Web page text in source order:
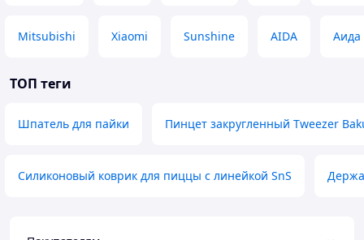
Mitsubishi Xiaomi Sunshine AIDA Аида
ТОП теги
Шпатель для пайки Пинцет закругленный Tweezer
Силиконовый коврик для пиццы с линейкой SnS